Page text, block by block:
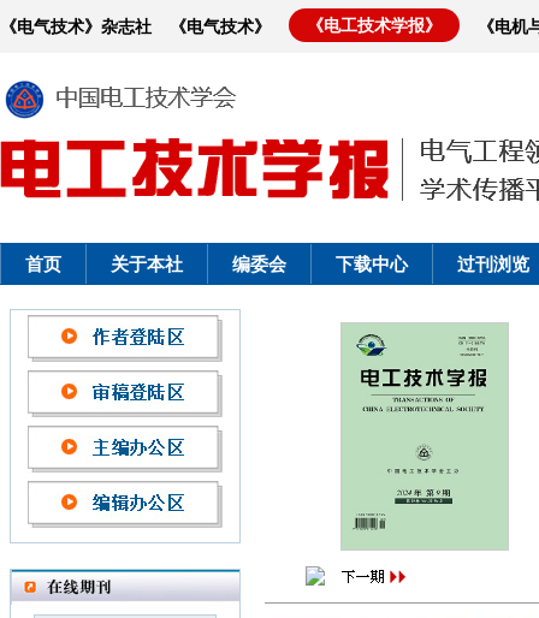
《电气技术》杂志社 《电气技术》 《电工技术学报》 《电
首页 关于本社 编委会 下载中心 过刊浏览